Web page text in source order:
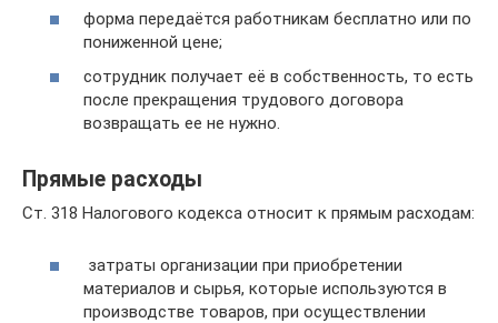
форма передаётся работникам бесплатно или по
пониженной цене;
сотрудник получает её в собственность, то есть
после прекращения трудового договора
возвращать ее не нужно.
Прямые расходы
Ст. 318 Налогового кодекса относит к прямым расходам:
затраты организации при приобретении
материалов и сырья, которые используются в
производстве товаров, при осуществлении